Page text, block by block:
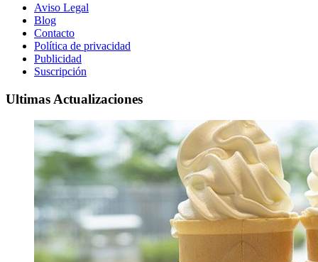
Aviso Legal
Blog
Contacto
Política de privacidad
Publicidad
Suscripción
Ultimas Actualizaciones